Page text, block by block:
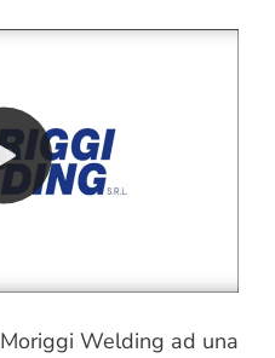
Welding ad una